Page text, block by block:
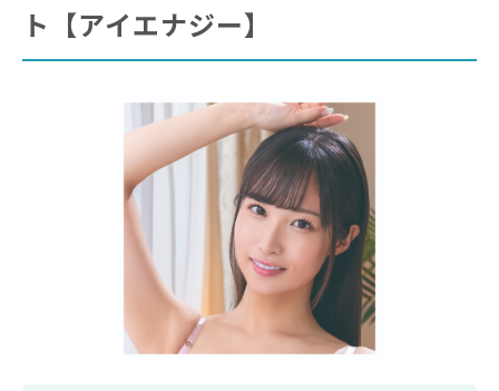
ト【アイエナジー】